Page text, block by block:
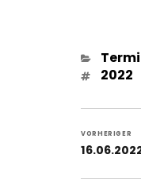
2022
VORHERIGER